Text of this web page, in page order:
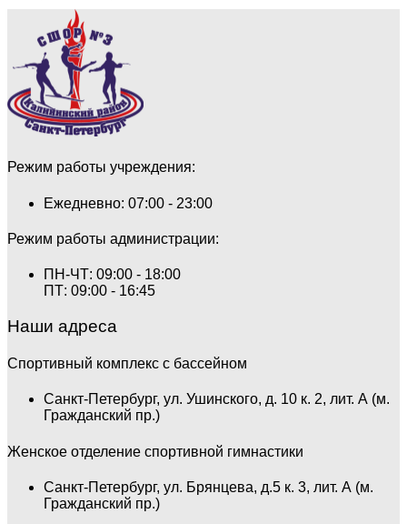
Режим работы учреждения:
Ежедневно: 07:00 - 23:00
Режим работы администрации:
ПН-ЧТ: 09:00 - 18:00
ПТ: 09:00 - 16:45
Наши адреса
Спортивный комплекс с бассейном
Санкт-Петербург, ул. Ушинского, д. 10 к. 2, лит. А (м.
Гражданский пр.)
Женское отделение спортивной гимнастики
Санкт-Петербург, ул. Брянцева, д.5 к. 3, лит. А (м.
Гражданский пр.)